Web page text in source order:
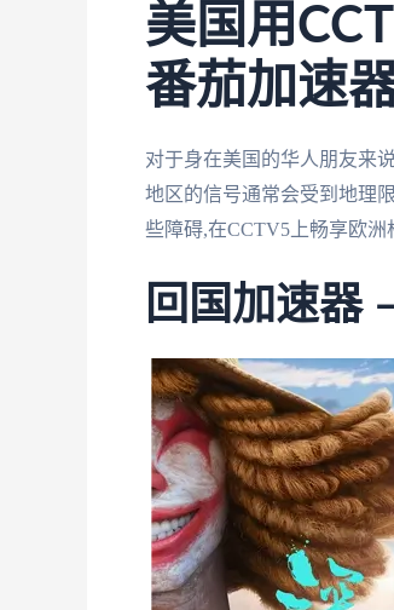
美国用
番茄加速
对于身在美国的华人朋友来
地区的信号通常会受到地理
些障碍,在CCTV5上畅享欧洲
回国加速器